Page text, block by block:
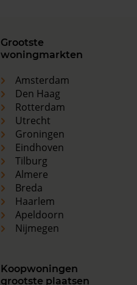
Grootste
woningmarkten
Amsterdam
Den Haag
Rotterdam
Utrecht
Groningen
Eindhoven
Tilburg
Almere
Breda
Haarlem
Apeldoorn
Nijmegen
Koopwoningen
grootste plaatsen